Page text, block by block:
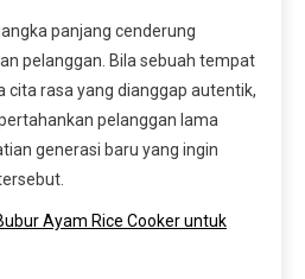
panjang cenderung
pelanggan. Bila sebuah tempat
rasa yang dianggap autentik,
pelanggan lama
generasi baru yang ingin
Ayam Rice Cooker untuk